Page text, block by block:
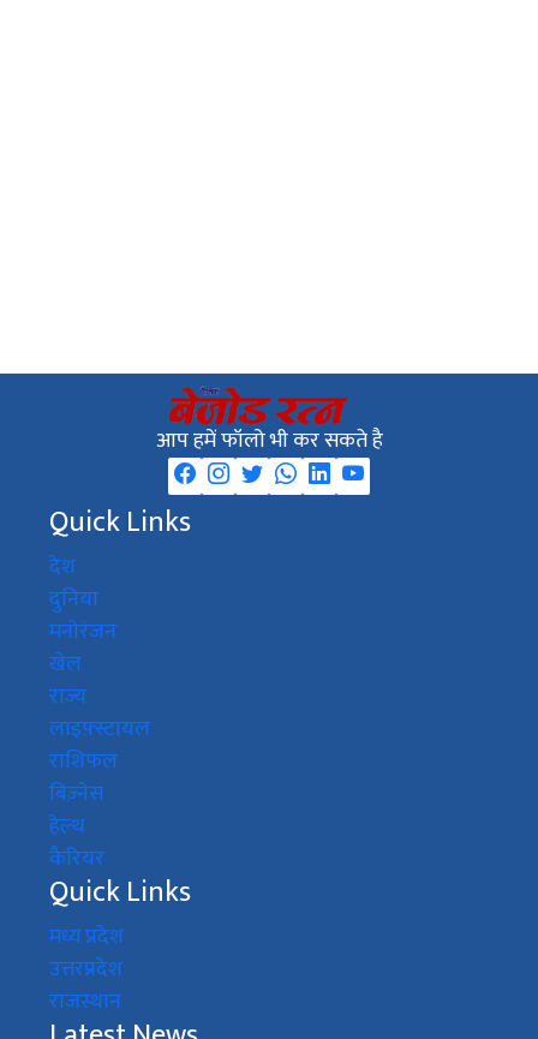
आप हमें फॉलो भी कर सकते है
Quick Links
देश
दुनिया
मनोरंजन
खेल
राज्य
लाइफ़्स्टायल
राशिफल
बिज़्नेस
हेल्थ
कैरियर
Quick Links
मध्य प्रदेश
उत्तरप्रदेश
राजस्थान